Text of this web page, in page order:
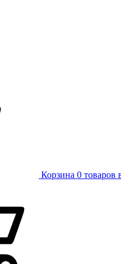
Корзина 0 товаров